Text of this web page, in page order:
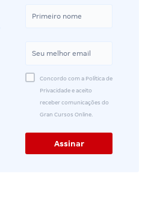
Concordo com a Política de
Privacidade e aceito
receber comunicações do
Gran Cursos Online.